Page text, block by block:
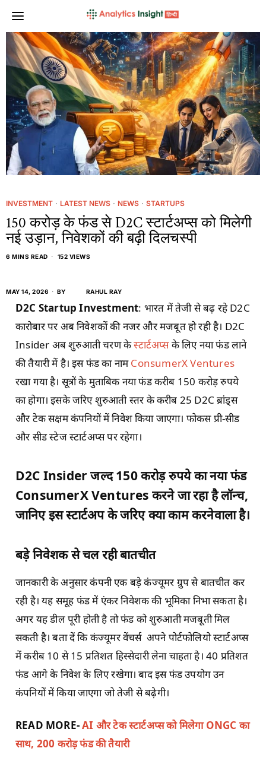
INVESTMENT · LATEST NEWS · NEWS · STARTUPS
150 करोड़ के फंड से D2C स्टार्टअप्स को मिलेगी
नई उड़ान, निवेशकों की बढ़ी दिलचस्पी
6 MINS READ 152 VIEWS
MAY 14, 2026 BY RAHUL RAY
D2C Startup Investment: भारत में तेजी से बढ़ रहे D2C
कारोबार पर अब निवेशकों की नजर और मजबूत हो रही है। D2C
Insider अब शुरुआती चरण केस्टार्टअप्सके लिए नया फंड लाने
की तैयारी में है। इस फंड का नामConsumerX Ventures
रखा गया है। सूत्रों के मुताबिक नया फंड करीब 150 करोड़ रुपये
का होगा। इसके जरिए शुरुआती स्तर के करीब 25 D2C ब्रांड्स
और टेक सक्षम कंपनियों में निवेश किया जाएगा। फोकस प्री-सीड
और सीड स्टेज स्टार्टअप्स पर रहेगा।
D2C Insider जल्द 150 करोड़ रुपये का नया फंड
ConsumerX Ventures करने जा रहा है लॉन्च,
जानिए इस स्टार्टअप के जरिए क्या काम करनेवाला है।
बड़े निवेशक से चल रही बातचीत
जानकारी के अनुसार कंपनी एक बड़े कंज्यूमर ग्रुप से बातचीत कर
रही है। यह समूह फंड में एंकर निवेशक की भूमिका निभा सकता है।
अगर यह डील पूरी होती है तो फंड को शुरुआती मजबूती मिल
सकती है। बता दें कि कंज्यूमर वेंचर्स अपने पोर्टफोलियो स्टार्टअप्स
में करीब 10 से 15 प्रतिशत हिस्सेदारी लेना चाहता है। 40 प्रतिशत
फंड आगे के निवेश के लिए रखेगा। बाद इस फंड उपयोग उन
कंपनियों में किया जाएगा जो तेजी से बढ़ेगी।
READ MORE-AI और टेक स्टार्टअप्स को मिलेगा ONGC का
साथ, 200 करोड़ फंड की तैयारी